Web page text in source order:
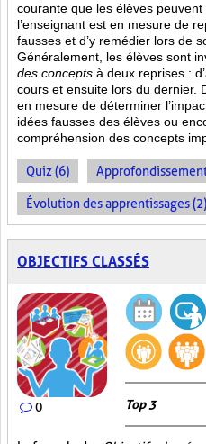
courante que les élèves
l’enseignant est en mesure de
fausses et d’y remédier lors de
Généralement, les élèves sont
des concepts à deux reprises :
cours et ensuite lors du dernier.
en mesure de déterminer
idées fausses des élèves ou
compréhension des concepts
Quiz (6)
Évolution des apprentissages (2)
OBJECTIFS CLASSÉS
0 Top 3